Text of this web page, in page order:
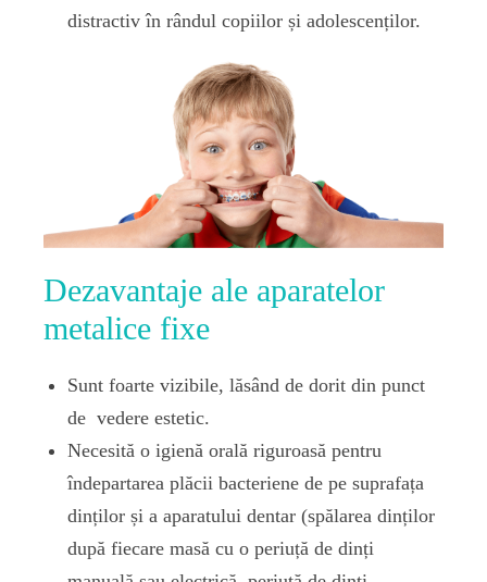
distractiv în rândul copiilor și adolescenților.
Dezavantaje ale aparatelor
metalice fixe
Sunt foarte vizibile, lăsând de dorit din punct
de vedere estetic.
Necesită o igienă orală riguroasă pentru
îndepartarea plăcii bacteriene de pe suprafața
dinților și a aparatului dentar (spălarea dinților
după fiecare masă cu o periuță de dinți